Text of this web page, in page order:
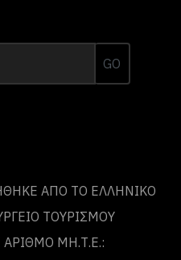
GO
ΑΠΟ ΤO ΕΛΛΗΝΙΚΟ
ΤΟΥΡΙΣΜΟΥ
ΜΗ.Τ.Ε.: